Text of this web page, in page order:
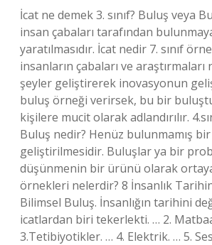
İcat ne demek 3. sınıf? Buluş veya
insan çabaları tarafından
yaratılmasıdır. İcat nedir 7. sınıf
insanların çabaları ve
şeyler geliştirerek inovasyonun
buluş örneği verirsek, bu bir
kişilere mucit olarak adlandırılır.
Buluş nedir? Henüz bulunmamış
geliştirilmesidir. Buluşlar ya bir
düşünmenin bir ürünü olarak
örnekleri nelerdir? 8 İnsanlık
Bilimsel Buluş. İnsanlığın tarihini
icatlardan biri tekerlekti. … 2.
3.Tetibiyotikler. … 4. Elektrik. … 5.